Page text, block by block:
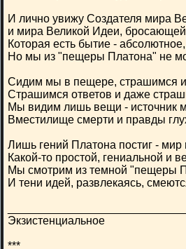
И лично увижу Создателя мира
и мира Великой Идеи, бросающей
Которая есть бытие -
Но мы из "пещеры Платона" не
Сидим мы в пещере, страшимся и
Страшимся ответов и даже
Мы видим лишь вещи - источник
Вместилище смерти и правды
Лишь гений Платона постиг - мир
Какой-то простой, гениальной и
Мы смотрим из темной "пещеры
И тени идей, развлекаясь,
Экзистенциальное
***